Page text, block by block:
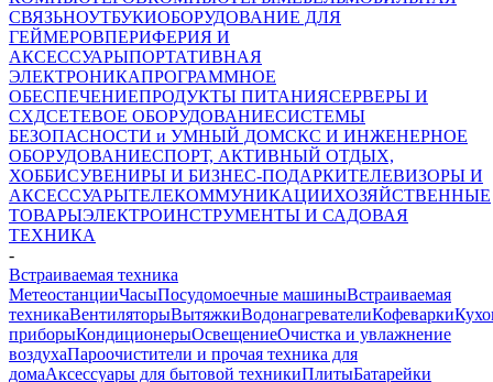
СВЯЗЬНОУТБУКИОБОРУДОВАНИЕ ДЛЯ
ГЕЙМЕРОВПЕРИФЕРИЯ И
АКСЕССУАРЫПОРТАТИВНАЯ
ЭЛЕКТРОНИКАПРОГРАММНОЕ
ОБЕСПЕЧЕНИЕПРОДУКТЫ ПИТАНИЯСЕРВЕРЫ И
СХДСЕТЕВОЕ ОБОРУДОВАНИЕСИСТЕМЫ
БЕЗОПАСНОСТИ и УМНЫЙ ДОМСКС И ИНЖЕНЕРНОЕ
ОБОРУДОВАНИЕСПОРТ, АКТИВНЫЙ ОТДЫХ,
ХОББИСУВЕНИРЫ И БИЗНЕС-ПОДАРКИТЕЛЕВИЗОРЫ И
АКСЕССУАРЫТЕЛЕКОММУНИКАЦИИХОЗЯЙСТВЕННЫЕ
ТОВАРЫЭЛЕКТРОИНСТРУМЕНТЫ И САДОВАЯ
ТЕХНИКА
-
Встраиваемая техника
МетеостанцииЧасыПосудомоечные машиныВстраиваемая
техникаВентиляторыВытяжкиВодонагревателиКофеварки
приборыКондиционерыОсвещениеОчистка и увлажнение
воздухаПароочистители и прочая техника для
домаАксессуары для бытовой техникиПлитыБатарейки